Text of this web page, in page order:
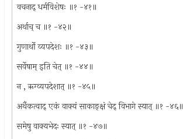
वचनाद् धर्मविशेषः ॥१ -४१॥
अर्थाच् च ॥१ -४२॥
गुणार्थो व्यपदेशः ॥१ -४३॥
सर्वेषाम् इति चेत् ॥१ -४४॥
न , ऋग्व्यपदेशात् ॥१ -४५॥
अर्थैकत्वाद् एकं वाक्यं साकाङ्क्षं चेद् विभागे स्यात् ॥१ -४६॥
समेषु वाक्यभेदः स्यात् ॥१ -४७॥